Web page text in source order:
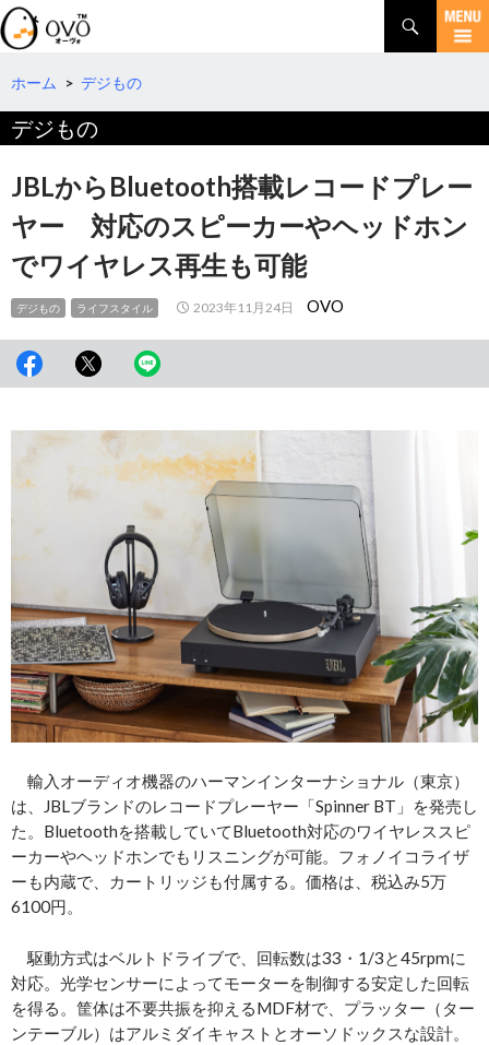
検
索
コ
テ
ツ
へ
動
ホーム > デジもの
デジもの
JBLからBluetooth搭載レコードプレー
ヤー 対応のスピーカーやヘッドホン
でワイヤレス再生も可能
デジもの ライフスタイル 2023年11月24日 OVO
輸入オーディオ機器のハーマンインターナショナル（東京）
は、JBLブランドのレコードプレーヤー「Spinner BT」を発売し
た。Bluetoothを搭載していてBluetooth対応のワイヤレススピ
ーカーやヘッドホンでもリスニングが可能。フォノイコライザ
ーも内蔵で、カートリッジも付属する。価格は、税込み5万
6100円。
駆動方式はベルトドライブで、回転数は33・1/3と45rpmに
対応。光学センサーによってモーターを制御する安定した回転
を得る。筐体は不要共振を抑えるMDF材で、プラッター（ター
ンテーブル）はアルミダイキャストとオーソドックスな設計。